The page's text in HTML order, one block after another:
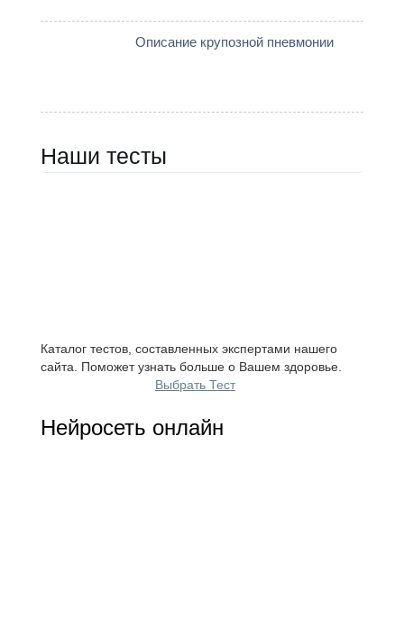
Описание крупозной пневмонии
Наши тесты
Каталог тестов, составленных экспертами нашего
сайта. Поможет узнать больше о Вашем здоровье.
Выбрать Тест
Нейросеть онлайн